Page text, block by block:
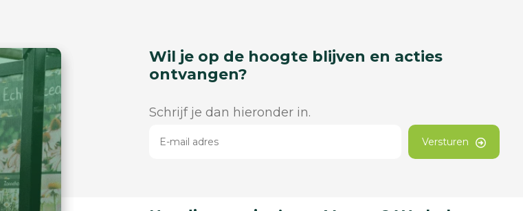
Wil je op de hoogte blijven en acties
ontvangen?
Schrijf je dan hieronder in.
Versturen